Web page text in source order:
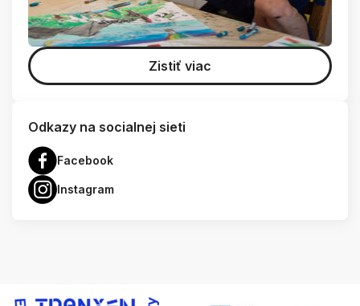
Zistiť viac
Odkazy na socialnej sieti
Facebook
Instagram